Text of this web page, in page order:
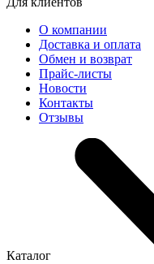
О компании
Доставка и оплата
Обмен и возврат
Прайс-листы
Новости
Контакты
Отзывы
Каталог